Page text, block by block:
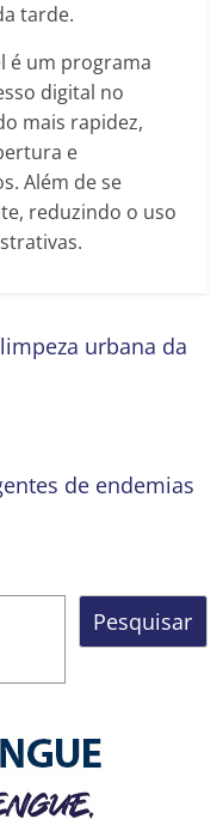
tarde.
é um programa
digital no
mais rapidez,
e
Além de se
reduzindo o uso
urbana da
de endemias
Pesquisar